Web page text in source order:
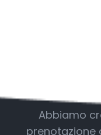
Abbiamo
prenotazione